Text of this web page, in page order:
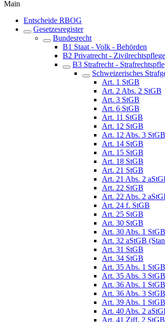
Main
Entscheide RBOG
Gesetzesregister
Bundesrecht
B1 Staat - Volk - Behörden
B2 Privatrecht -
B3 Strafrecht -
Schweizerisches
Art. 1 StGB
Art. 2 Abs. 2 StGB
Art. 3 StGB
Art. 6 StGB
Art. 11 StGB
Art. 12 StGB
Art. 12 Abs. 3 StGB
Art. 14 StGB
Art. 15 StGB
Art. 18 StGB
Art. 21 StGB
Art. 21 Abs. 2
Art. 22 StGB
Art. 22 Abs. 2
Art. 24 f. StGB
Art. 25 StGB
Art. 30 StGB
Art. 30 Abs. 1 StGB
Art. 32 aStGB
Art. 31 StGB
Art. 34 StGB
Art. 35 Abs. 1 StGB
Art. 35 Abs. 3 StGB
Art. 36 Abs. 1 StGB
Art. 36 Abs. 3 StGB
Art. 39 Abs. 1 StGB
Art. 40 Abs. 2
Art. 41 Ziff. 2